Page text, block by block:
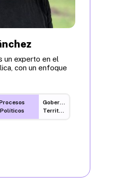
un experto en el
con un enfoque
Políticos
Gobernanza
Territorial